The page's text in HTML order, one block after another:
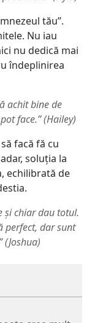
tău”.
Nu iau
nu dedică mai
îndeplinirea
achit bine de
face.” (Hailey)
facă fă cu
soluția la
echilibrată de
și chiar dau totul.
perfect, dar sunt